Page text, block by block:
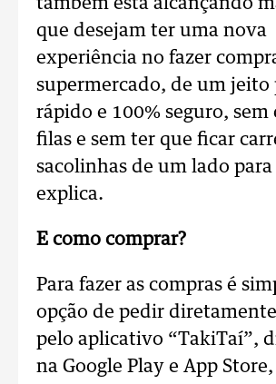
também está alcançando
que desejam ter uma nova
experiência no fazer
supermercado, de um jeito
rápido e 100% seguro,
filas e sem ter que ficar
sacolinhas de um lado
explica.
E como comprar?
Para fazer as compras é
opção de pedir
pelo aplicativo “TakiTaí”,
na Google Play e App